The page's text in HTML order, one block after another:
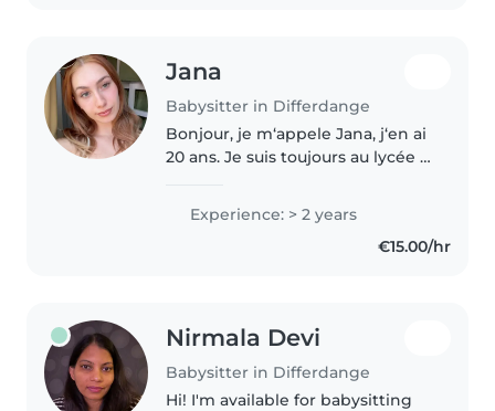
Jana
Babysitter in Differdange
Bonjour, je m‘appele Jana, j‘en ai
20 ans. Je suis toujours au lycée à
petits enfant dans la
gymnastique. J‘aime bien être
avec les enfants. Pendant les..
Experience: > 2 years
€15.00/hr
Nirmala Devi
Babysitter in Differdange
Hi! I'm available for babysitting